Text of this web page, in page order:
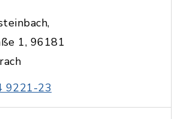
1, 96181
9221-23